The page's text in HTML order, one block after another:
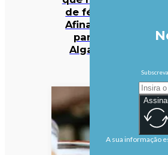
de férias.
Afinal, foi
para o
Algarve
A sua informação